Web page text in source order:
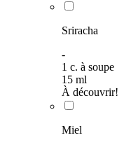
Sriracha
-
1 c. à soupe
15 ml
À découvrir!
Miel